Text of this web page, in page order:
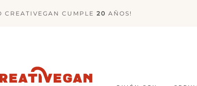
CREATIVEGAN CUMPLE 20 AÑOS!